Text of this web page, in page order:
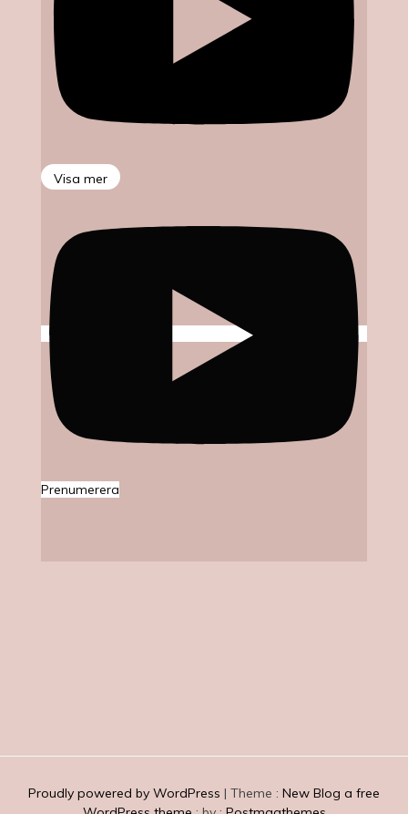
Visa mer
Prenumerera
Proudly powered by WordPress | Theme : New Blog a free